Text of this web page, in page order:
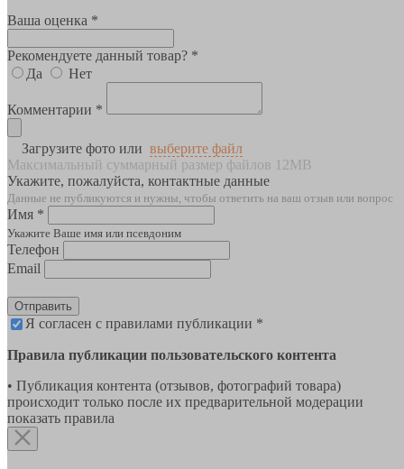
Ваша оценка *
Рекомендуете данный товар? *
Да
Нет
Комментарии *
Загрузите фото или выберите файл
Максимальный суммарный размер файлов 12MB
Укажите, пожалуйста, контактные данные
Данные не публикуются и нужны, чтобы ответить на ваш отзыв или вопрос
Имя *
Укажите Ваше имя или псевдоним
Телефон
Email
Отправить
Я согласен с правилами публикации *
Правила публикации пользовательского контента
• Публикация контента (отзывов, фотографий товара)
происходит только после их предварительной модерации
показать правила